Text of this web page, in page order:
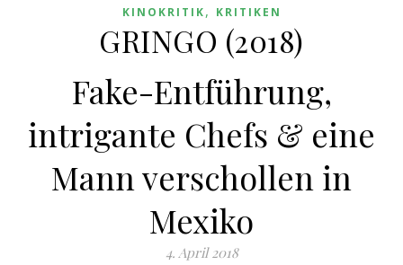
KINOKRITIK, KRITIKEN
GRINGO (2018)
Fake-Entführung,
intrigante Chefs & eine
Mann verschollen in
Mexiko
4. April 2018